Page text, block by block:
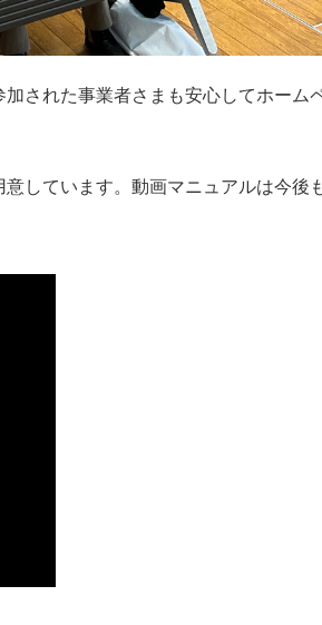
された事業者さまも安心してホーム
しています。動画マニュアルは今後